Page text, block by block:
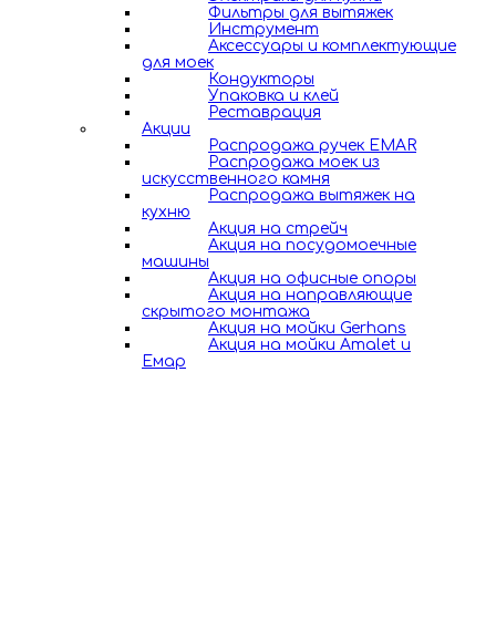
Фильтры для вытяжек
Инструмент
Аксессуары и комплектующие
для моек
Кондукторы
Упаковка и клей
Реставрация
Акции
Распродажа ручек EMAR
Распродажа моек из
искусственного камня
Распродажа вытяжек на
кухню
Акция на стрейч
Акция на посудомоечные
машины
Акция на офисные опоры
Акция на направляющие
скрытого монтажа
Акция на мойки Gerhans
Акция на мойки Amalet и
Емар